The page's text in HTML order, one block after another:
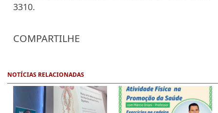
3310.
COMPARTILHE
NOTÍCIAS RELACIONADAS